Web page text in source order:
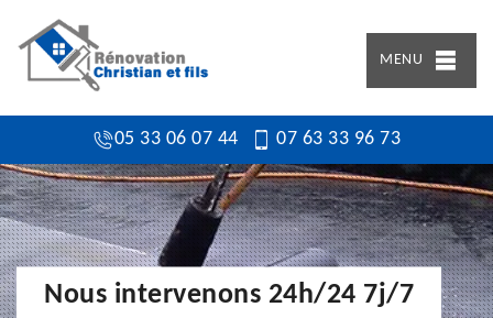
MENU
05 33 06 07 44 07 63 33 96 73
Nous intervenons 24h/24 7j/7